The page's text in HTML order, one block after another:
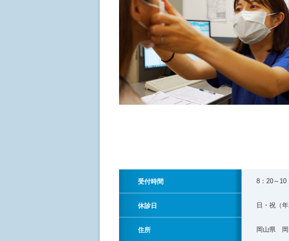
受付時間 8：20～10
休診日 日・祝（年
住所 岡山県